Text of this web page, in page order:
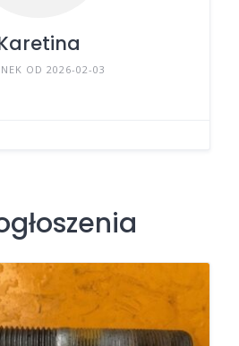
OD 2026-02-03